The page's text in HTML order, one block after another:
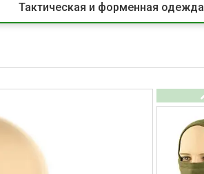
Тактическая и форменная одежда